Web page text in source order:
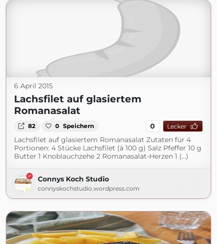
6 April 2015
Lachsfilet auf glasiertem
Romanasalat
82 0 Speichern 0 Lecker
Lachsfilet auf glasiertem Romanasalat Zutaten für 4
Portionen: 4 Stücke Lachsfilet (à 100 g) Salz Pfeffer 10 g
Butter 1 Knoblauchzehe 2 Romanasalat-Herzen 1 (...)
Connys Koch Studio
connyskochstudio.wordpress.com